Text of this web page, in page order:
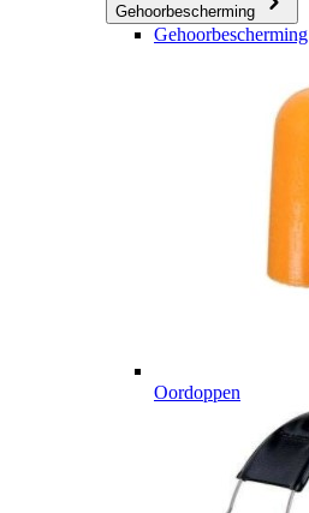
Gehoorbescherming
Gehoorbescherming
Oordoppen